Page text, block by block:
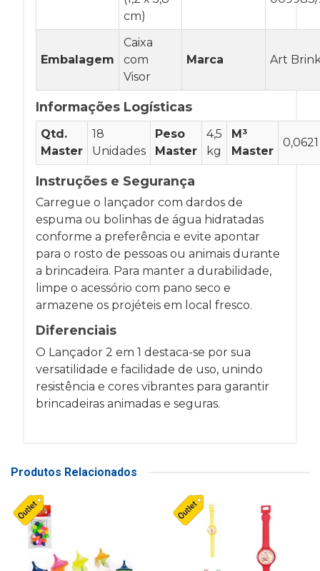
cm)
Embalagem
Caixa
com
Visor
Marca Art
Informações Logísticas
Qtd.
Master
18
Unidades
Peso
Master
4,5
kg
M³
Master
0,0621
Instruções e Segurança
Carregue o lançador com dardos de
espuma ou bolinhas de água hidratadas
conforme a preferência e evite apontar
para o rosto de pessoas ou animais durante
a brincadeira. Para manter a durabilidade,
limpe o acessório com pano seco e
armazene os projéteis em local fresco.
Diferenciais
O Lançador 2 em 1 destaca-se por sua
versatilidade e facilidade de uso, unindo
resistência e cores vibrantes para garantir
brincadeiras animadas e seguras.
Produtos Relacionados